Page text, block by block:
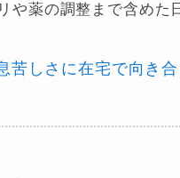
や薬の調整まで含めた
苦しさに在宅で向き